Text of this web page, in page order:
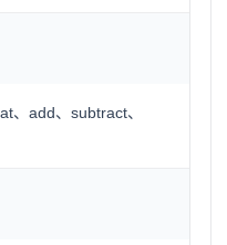
、add、subtract、